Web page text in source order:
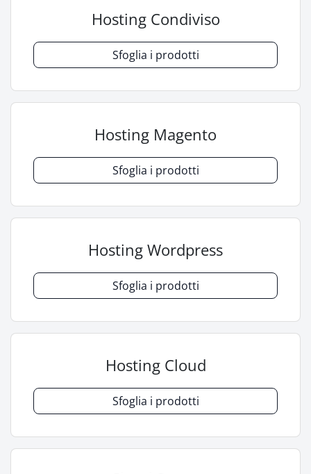
Hosting Condiviso
Sfoglia i prodotti
Hosting Magento
Sfoglia i prodotti
Hosting Wordpress
Sfoglia i prodotti
Hosting Cloud
Sfoglia i prodotti